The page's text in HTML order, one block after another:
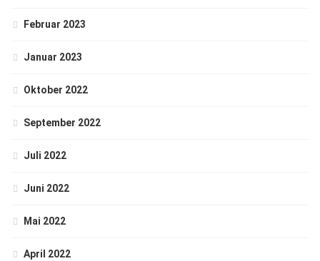
Februar 2023
Januar 2023
Oktober 2022
September 2022
Juli 2022
Juni 2022
Mai 2022
April 2022